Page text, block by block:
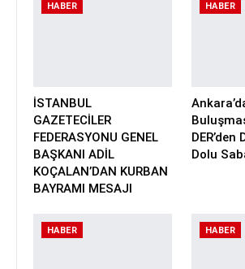
HABER
İSTANBUL
GAZETECİLER
FEDERASYONU GENEL
BAŞKANI ADİL
KOÇALAN’DAN KURBAN
BAYRAMI MESAJI
HABER
DER’den
Dolu
HABER HABER